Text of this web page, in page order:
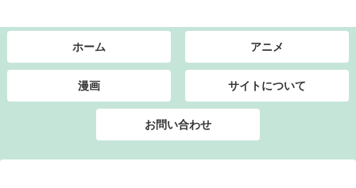
ホーム アニメ
漫画 サイトについて
お問い合わせ